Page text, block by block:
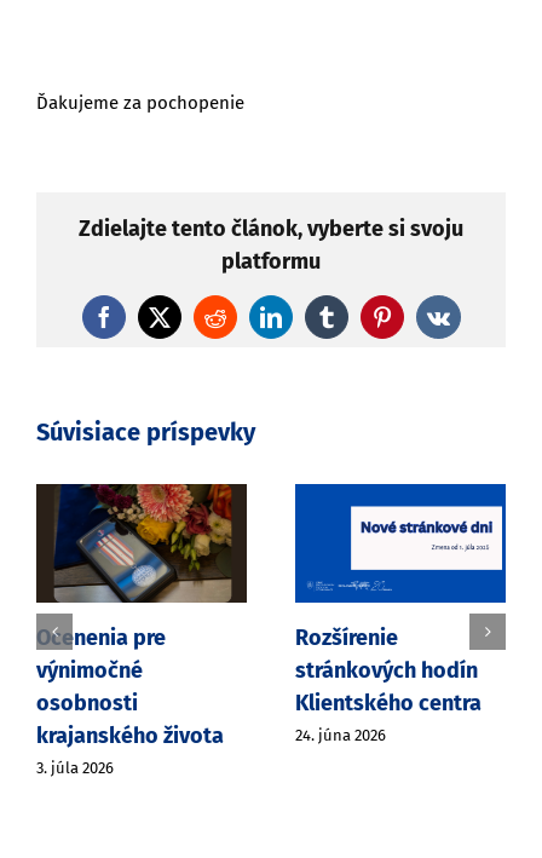
Ďakujeme za pochopenie
Zdielajte tento článok, vyberte si svoju
platformu
Facebook
X RedditLinkedInTumblrPinterest
Vk
Súvisiace príspevky
Ocenenia pre
výnimočné
osobnosti
krajanského života
3. júla 2026
Rozšírenie
stránkových hodín
Klientského centra
24. júna 2026